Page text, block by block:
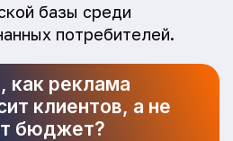
базы среди
потребителей.
как реклама
клиентов, а не
бюджет?